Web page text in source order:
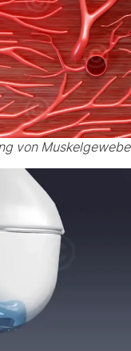
von Muskelgewebe